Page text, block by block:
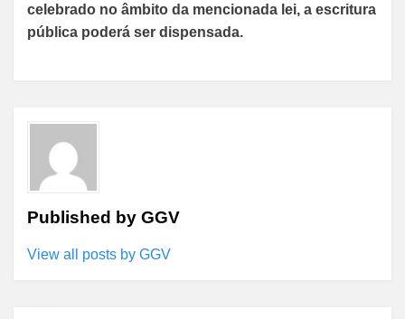
celebrado no âmbito da mencionada lei, a escritura
pública poderá ser dispensada.
Published by GGV
View all posts by GGV